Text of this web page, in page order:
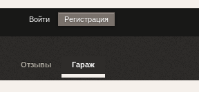
Войти Регистрация
Отзывы Гараж